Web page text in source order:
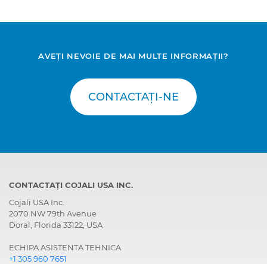
AVEȚI NEVOIE DE MAI MULTE INFORMAȚII?
CONTACTAȚI-NE
CONTACTAȚI COJALI USA INC.
Cojali USA Inc.
2070 NW 79th Avenue
Doral, Florida 33122, USA
ECHIPA ASISTENTA TEHNICA
+1 305 960 7651